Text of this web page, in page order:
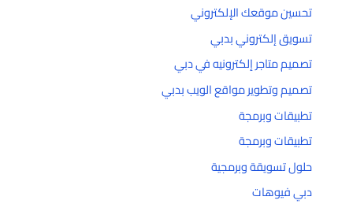
تحسين موقعك الإلكتروني
تسويق إلكتروني بدبي
تصميم متاجر إلكترونيه في دبي
تصميم وتطوير مواقع الويب بدبي
تطبيقات وبرمجة
تطبيقات وبرمجة
حلول تسويقة وبرمجية
دبي فيوهات